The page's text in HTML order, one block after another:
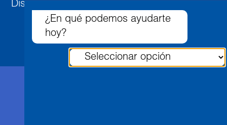
Distrito Federal, México.
¿En qué podemos ayudarte
hoy?